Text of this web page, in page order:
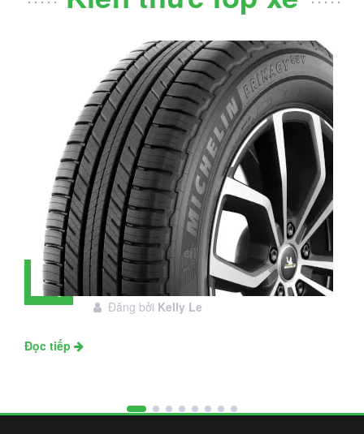
28
Tháng
Đánh giá lốp Michelin Primacy SUV:
Đáng đầu tư không?
Đăng bởi Kelly Le
Đọc tiếp